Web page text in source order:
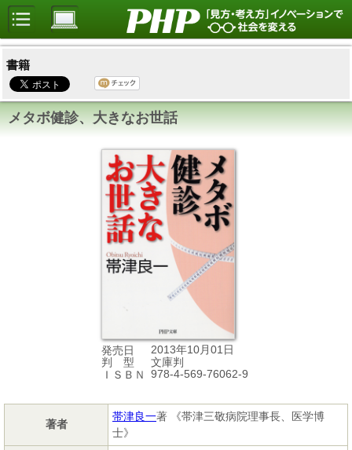
書籍
メタボ健診、大きなお世話
発売日
2013年10月01日
判 型
文庫判
ＩＳＢＮ
978-4-569-76062-9
著者
帯津良一著 《帯津三敬病院理事長、医学博
士》